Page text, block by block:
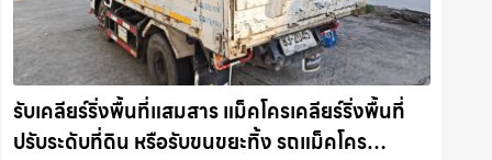
รับเคลียร์ริ่งพื้นที่แสมสาร แม็คโครเคลียร์ริ่งพื้นที่
ปรับระดับที่ดิน หรือรับขนขยะทิ้ง รถแม็คโคร